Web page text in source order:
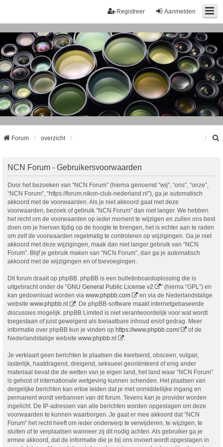
Aanmelden
Registreer
Forum overzicht
NCN Forum - Gebruikersvoorwaarden
Door het bezoeken van “NCN Forum” (hierna genoemd “wij”, “ons”, “onze”,
“NCN Forum”, “https://forum.nikon-club-nederland.nl”), ga je automatisch
akkoord met de voorwaarden. Als je niet akkoord gaat met deze
voorwaarden, bezoek of gebruik “NCN Forum” dan niet langer. We hebben
het recht om de voorwaarden op ieder moment te wijzigen en zullen ons best
doen om je hiervan tijdig op de hoogte te brengen, het is echter aan te raden
om zelf de voorwaarden regelmatig te controleren op wijzigingen. Ga je niet
akkoord met deze wijzigingen, maak dan niet langer gebruik van “NCN
Forum”. Blijf je gebruik maken van “NCN Forum”, dan ga je automatisch
akkoord met de wijzigingen en of toevoegingen.
Dit forum draait op phpBB. phpBB is een bulletinboardoplossing die is
uitgebracht onder de “GNU General Public License v2
” (hierna “GPL”) en
kan gedownload worden via www.phpbb.com
en via de Nederlandstalige
website www.phpbb.nl
. De phpBB-software maakt internetgebaseerde
discussies mogelijk. phpBB Limited is niet verantwoordelijk voor wat wordt
toegestaan of juist geweigerd als toelaatbare inhoud en/of gedrag. Meer
informatie over phpBB kun je vinden op https://www.phpbb.com/
of de
Nederlandstalige website www.phpbb.nl .
Je verklaart geen berichten te plaatsen die kwetsend, obsceen, vulgair,
lasterlijk, haatdragend, dreigend, seksueel georiënteerd of enig ander
materiaal bevat die de wetten van je eigen land, het land waar “NCN Forum”
is gehost of internationale wetgeving kunnen schenden. Het plaatsen van
dergelijke berichten kan ertoe leiden dat je met onmiddellijke ingang en
permanent wordt verbannen van dit forum. Tevens kan je provider worden
ingelicht. De IP-adressen van alle berichten worden opgeslagen om deze
voorwaarden te kunnen waarborgen. Je gaat er mee akkoord dat “NCN
Forum” het recht heeft om ieder onderwerp te verwijderen, te wijzigen, te
sluiten of te verplaatsen wanneer zij dit nodig achten. Als gebruiker ga je
ermee akkoord, dat de informatie die je bij ons invoert wordt opgeslagen in